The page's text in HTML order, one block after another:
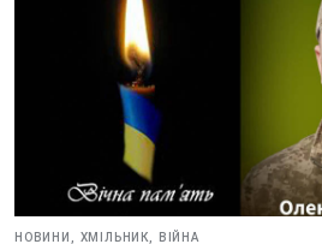
НОВИНИ, ХМІЛЬНИК, ВІЙНА